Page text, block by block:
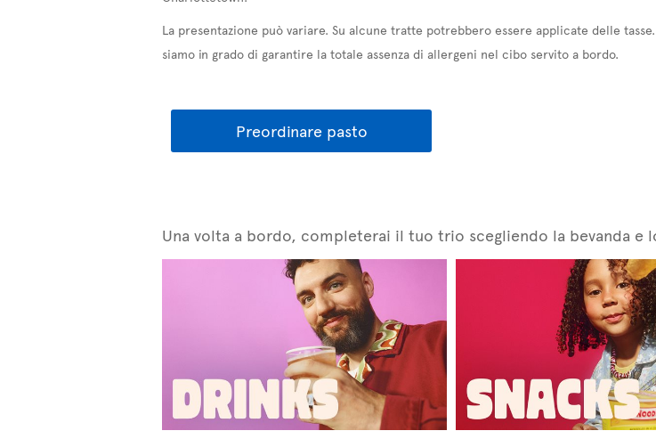
La presentazione può variare. Su alcune tratte potrebbero essere applicate delle
siamo in grado di garantire la totale assenza di allergeni nel cibo servito a bordo.
Preordinare pasto
Una volta a bordo, completerai il tuo trio scegliendo la bevanda e